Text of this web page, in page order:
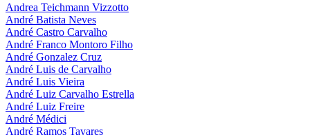
Andrea Teichmann Vizzotto
André Batista Neves
André Castro Carvalho
André Franco Montoro Filho
André Gonzalez Cruz
André Luis de Carvalho
André Luis Vieira
André Luiz Carvalho Estrella
André Luiz Freire
André Médici
André Ramos Tavares